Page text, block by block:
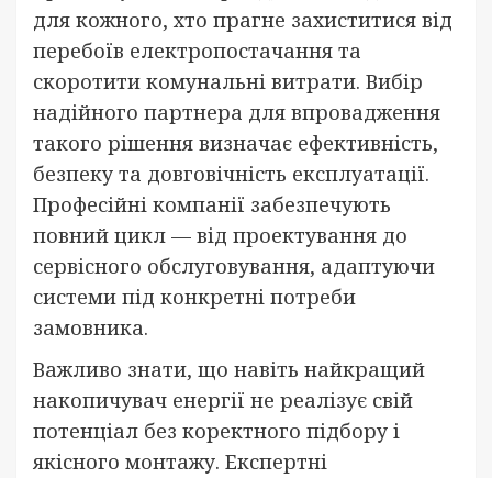
для кожного, хто прагне захиститися від
перебоїв електропостачання та
скоротити комунальні витрати. Вибір
надійного партнера для впровадження
такого рішення визначає ефективність,
безпеку та довговічність експлуатації.
Професійні компанії забезпечують
повний цикл — від проектування до
сервісного обслуговування, адаптуючи
системи під конкретні потреби
замовника.
Важливо знати, що навіть найкращий
накопичувач енергії не реалізує свій
потенціал без коректного підбору і
якісного монтажу. Експертні